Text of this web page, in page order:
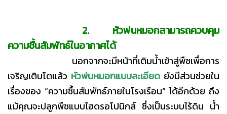
2. หัวพ่นหมอกสามารถควบคุม
ความชื้นสัมพัทธ์ในอากาศได้
นอกจากจะมีหน้าที่เติมน้ำเข้าสู่พืชเพื่อการ
เจริญเติบโตแล้ว หัวพ่นหมอกแบบละเอียด ยังมีส่วนช่วยใน
เรื่องของ “ความชื้นสัมพัทธ์ภายในโรงเรือน” ได้อีกด้วย ถึง
แม้คุณจะปลูกพืชแบบไฮดรอโปนิกส์ ซึ่งเป็นระบบไร้ดิน น้ำ